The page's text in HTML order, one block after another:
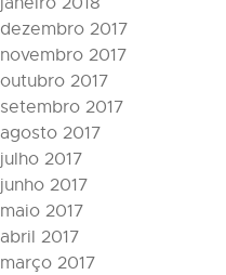
dezembro 2017
novembro 2017
outubro 2017
setembro 2017
agosto 2017
julho 2017
junho 2017
maio 2017
abril 2017
março 2017